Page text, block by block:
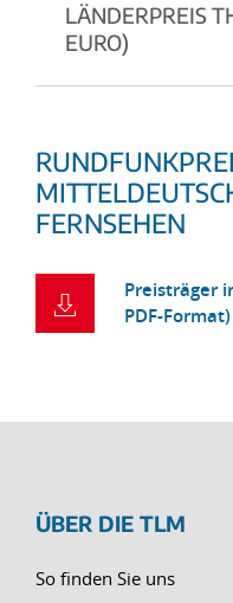
LÄNDERPREIS
EURO)
FERNSEHEN
Preisträger
PDF-Format)
ÜBER DIE TLM
So finden Sie uns